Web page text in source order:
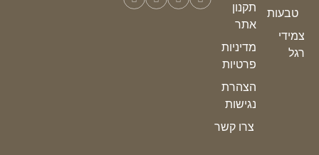
טבעות
צמידי
רגל
תקנון
אתר
מדיניות
פרטיות
הצהרת
נגישות
צרו קשר